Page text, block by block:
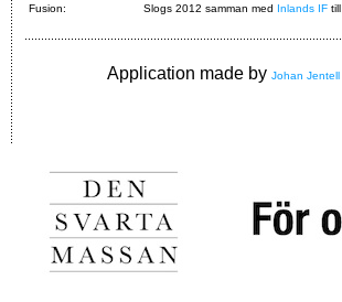
Fusion:
Slogs 2012 samman med Inlands IF till
Application made by Johan Jentell